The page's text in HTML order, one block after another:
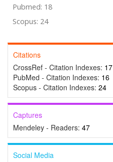
Pubmed: 18
Scopus: 24
Citations
CrossRef - Citation Indexes: 17
PubMed - Citation Indexes: 16
Scopus - Citation Indexes: 24
Captures
Mendeley - Readers: 47
Social Media